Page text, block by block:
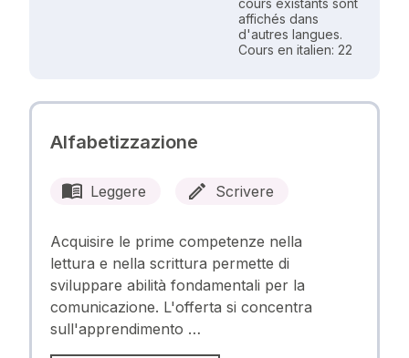
affichés dans
d'autres langues.
Cours en italien: 22
Alfabetizzazione
Leggere Scrivere
Acquisire le prime competenze nella
lettura e nella scrittura permette di
sviluppare abilità fondamentali per la
comunicazione. L'offerta si concentra
sull'apprendimento …